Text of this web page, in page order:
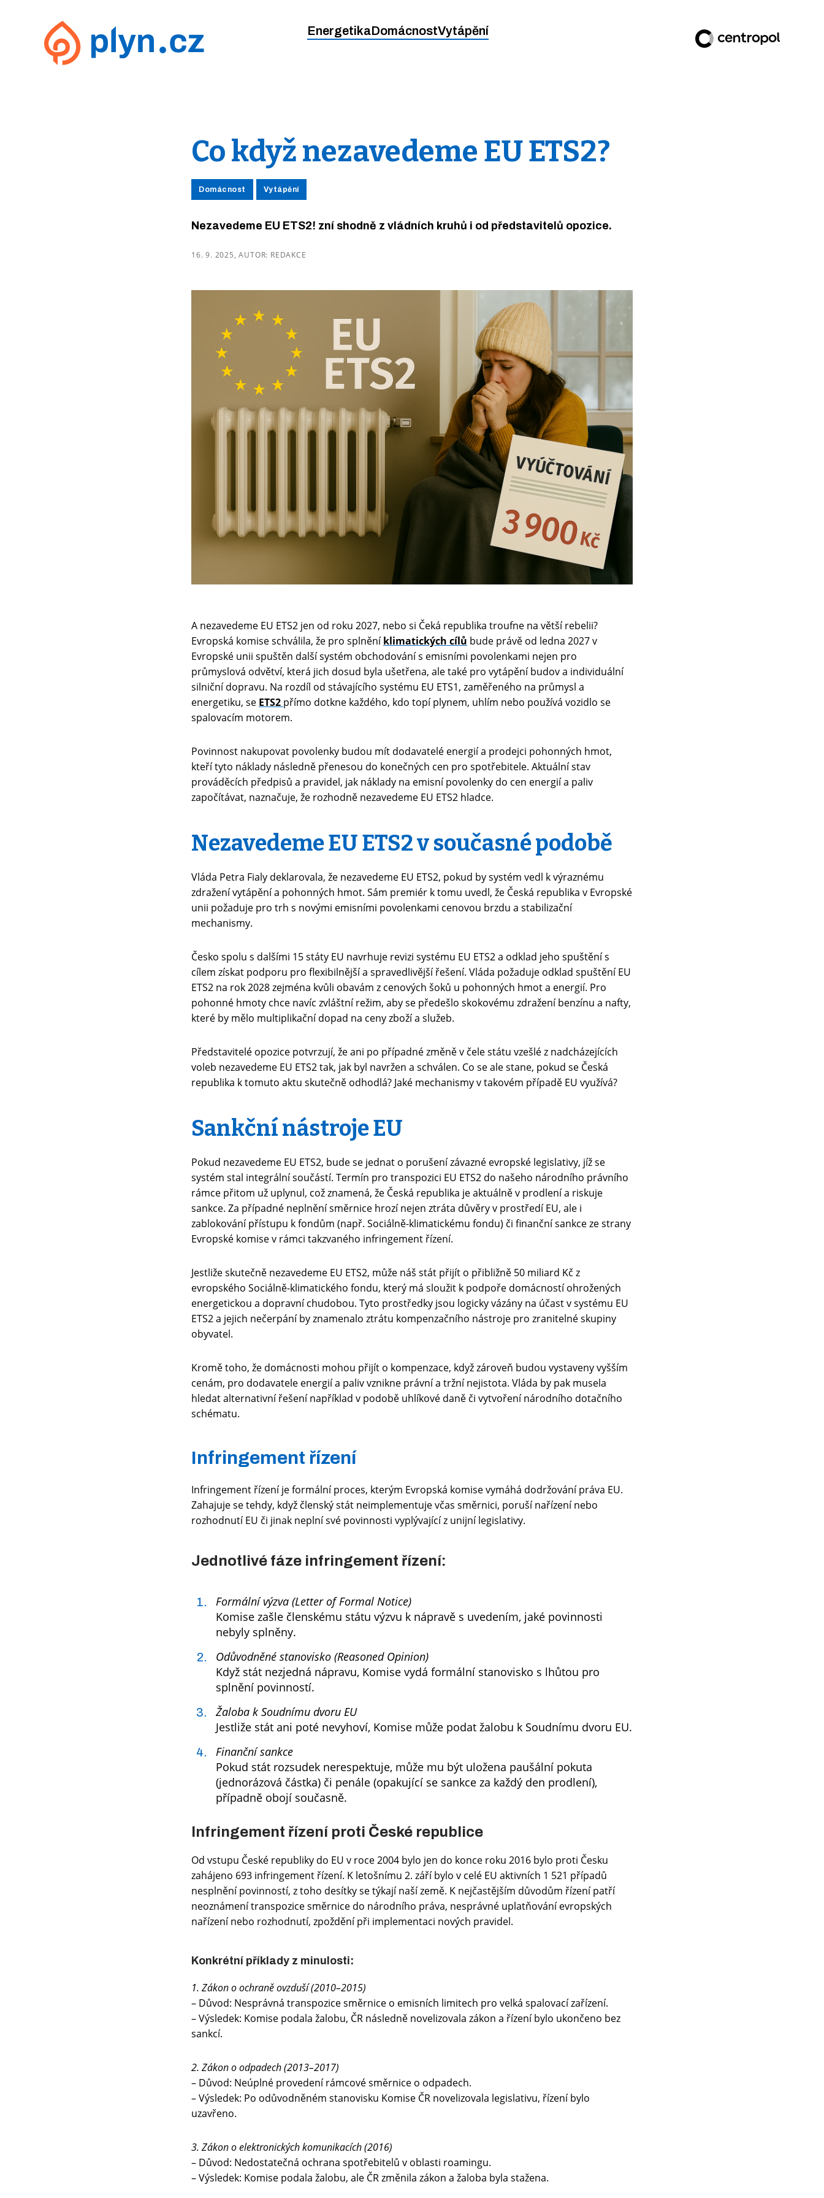
EnergetikaDomácnostVytápění
Co když nezavedeme EU ETS2?
Domácnost Vytápění
Nezavedeme EU ETS2! zní shodně z vládních kruhů i od představitelů opozice.
16. 9. 2025, AUTOR: REDAKCE
A nezavedeme EU ETS2 jen od roku 2027, nebo si Čeká republika troufne na větší rebelii?
Evropská komise schválila, že pro splněníklimatických cílů bude právě od ledna 2027 v
Evropské unii spuštěn další systém obchodování s emisními povolenkami nejen pro
průmyslová odvětví, která jich dosud byla ušetřena, ale také pro vytápění budov a individuální
silniční dopravu. Na rozdíl od stávajícího systému EU ETS1, zaměřeného na průmysl a
energetiku, se ETS2 přímo dotkne každého, kdo topí plynem, uhlím nebo používá vozidlo se
spalovacím motorem.
Povinnost nakupovat povolenky budou mít dodavatelé energií a prodejci pohonných hmot,
kteří tyto náklady následně přenesou do konečných cen pro spotřebitele. Aktuální stav
prováděcích předpisů a pravidel, jak náklady na emisní povolenky do cen energií a paliv
započítávat, naznačuje, že rozhodně nezavedeme EU ETS2 hladce.
Nezavedeme EU ETS2 v současné podobě
Vláda Petra Fialy deklarovala, že nezavedeme EU ETS2, pokud by systém vedl k výraznému
zdražení vytápění a pohonných hmot. Sám premiér k tomu uvedl, že Česká republika v Evropské
unii požaduje pro trh s novými emisními povolenkami cenovou brzdu a stabilizační
mechanismy.
Česko spolu s dalšími 15 státy EU navrhuje revizi systému EU ETS2 a odklad jeho spuštění s
cílem získat podporu pro flexibilnější a spravedlivější řešení. Vláda požaduje odklad spuštění EU
ETS2 na rok 2028 zejména kvůli obavám z cenových šoků u pohonných hmot a energií. Pro
pohonné hmoty chce navíc zvláštní režim, aby se předešlo skokovému zdražení benzínu a nafty,
které by mělo multiplikační dopad na ceny zboží a služeb.
Představitelé opozice potvrzují, že ani po případné změně v čele státu vzešlé z nadcházejících
voleb nezavedeme EU ETS2 tak, jak byl navržen a schválen. Co se ale stane, pokud se Česká
republika k tomuto aktu skutečně odhodlá? Jaké mechanismy v takovém případě EU využívá?
Sankční nástroje EU
Pokud nezavedeme EU ETS2, bude se jednat o porušení závazné evropské legislativy, jíž se
systém stal integrální součástí. Termín pro transpozici EU ETS2 do našeho národního právního
rámce přitom už uplynul, což znamená, že Česká republika je aktuálně v prodlení a riskuje
sankce. Za případné neplnění směrnice hrozí nejen ztráta důvěry v prostředí EU, ale i
zablokování přístupu k fondům (např. Sociálně-klimatickému fondu) či finanční sankce ze strany
Evropské komise v rámci takzvaného infringement řízení.
Jestliže skutečně nezavedeme EU ETS2, může náš stát přijít o přibližně 50 miliard Kč z
evropského Sociálně-klimatického fondu, který má sloužit k podpoře domácností ohrožených
energetickou a dopravní chudobou. Tyto prostředky jsou logicky vázány na účast v systému EU
ETS2 a jejich nečerpání by znamenalo ztrátu kompenzačního nástroje pro zranitelné skupiny
obyvatel.
Kromě toho, že domácnosti mohou přijít o kompenzace, když zároveň budou vystaveny vyšším
cenám, pro dodavatele energií a paliv vznikne právní a tržní nejistota. Vláda by pak musela
hledat alternativní řešení například v podobě uhlíkové daně či vytvoření národního dotačního
schématu.
Infringement řízení
Infringement řízení je formální proces, kterým Evropská komise vymáhá dodržování práva EU.
Zahajuje se tehdy, když členský stát neimplementuje včas směrnici, poruší nařízení nebo
rozhodnutí EU či jinak neplní své povinnosti vyplývající z unijní legislativy.
Jednotlivé fáze infringement řízení:
Formální výzva (Letter of Formal Notice)
Komise zašle členskému státu výzvu k nápravě s uvedením, jaké povinnosti
nebyly splněny.
Odůvodněné stanovisko (Reasoned Opinion)
Když stát nezjedná nápravu, Komise vydá formální stanovisko s lhůtou pro
splnění povinností.
Žaloba k Soudnímu dvoru EU
Jestliže stát ani poté nevyhoví, Komise může podat žalobu k Soudnímu dvoru EU.
Finanční sankce
Pokud stát rozsudek nerespektuje, může mu být uložena paušální pokuta
(jednorázová částka) či penále (opakující se sankce za každý den prodlení),
případně obojí současně.
Infringement řízení proti České republice
Od vstupu České republiky do EU v roce 2004 bylo jen do konce roku 2016 bylo proti Česku
zahájeno 693 infringement řízení. K letošnímu 2. září bylo v celé EU aktivních 1 521 případů
nesplnění povinností, z toho desítky se týkají naší země. K nejčastějším důvodům řízení patří
neoznámení transpozice směrnice do národního práva, nesprávné uplatňování evropských
nařízení nebo rozhodnutí, zpoždění při implementaci nových pravidel.
Konkrétní příklady z minulosti:
1. Zákon o ochraně ovzduší (2010–2015)
– Důvod: Nesprávná transpozice směrnice o emisních limitech pro velká spalovací zařízení.
– Výsledek: Komise podala žalobu, ČR následně novelizovala zákon a řízení bylo ukončeno bez
sankcí.
2. Zákon o odpadech (2013–2017)
– Důvod: Neúplné provedení rámcové směrnice o odpadech.
– Výsledek: Po odůvodněném stanovisku Komise ČR novelizovala legislativu, řízení bylo
uzavřeno.
3. Zákon o elektronických komunikacích (2016)
– Důvod: Nedostatečná ochrana spotřebitelů v oblasti roamingu.
– Výsledek: Komise podala žalobu, ale ČR změnila zákon a žaloba byla stažena.